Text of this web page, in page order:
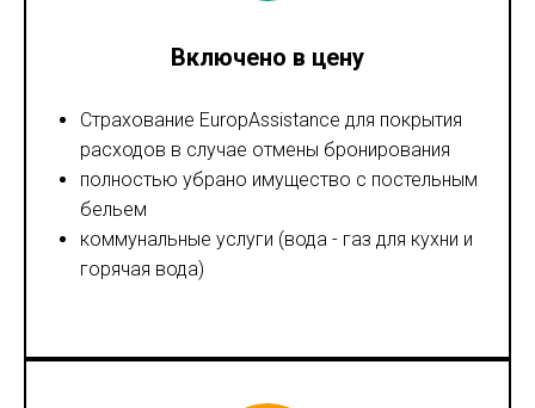
Включено в цену
Страхование EuropAssistance для покрытия
расходов в случае отмены бронирования
полностью убрано имущество с постельным
бельем
коммунальные услуги (вода - газ для кухни и
горячая вода)